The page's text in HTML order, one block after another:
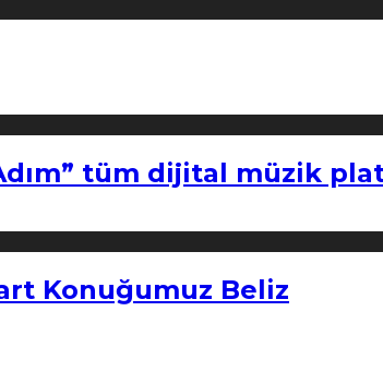
tüm dijital müzik
Konuğumuz Beliz